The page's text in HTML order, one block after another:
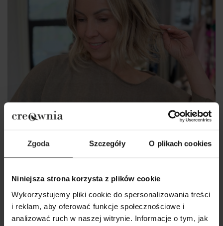
Zgoda Szczegóły O plikach cookies
Niniejsza strona korzysta z plików cookie
Wykorzystujemy pliki cookie do spersonalizowania treści
i reklam, aby oferować funkcje społecznościowe i
analizować ruch w naszej witrynie. Informacje o tym, jak